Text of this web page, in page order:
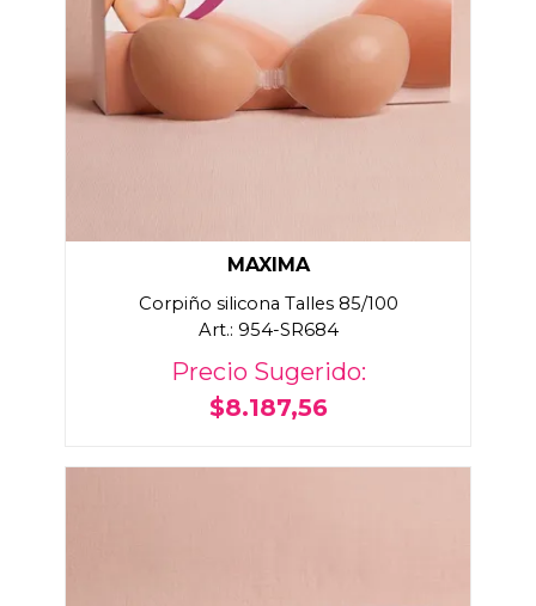
MAXIMA
Corpiño silicona Talles 85/100
Art.: 954-SR684
Precio Sugerido:
$8.187,56